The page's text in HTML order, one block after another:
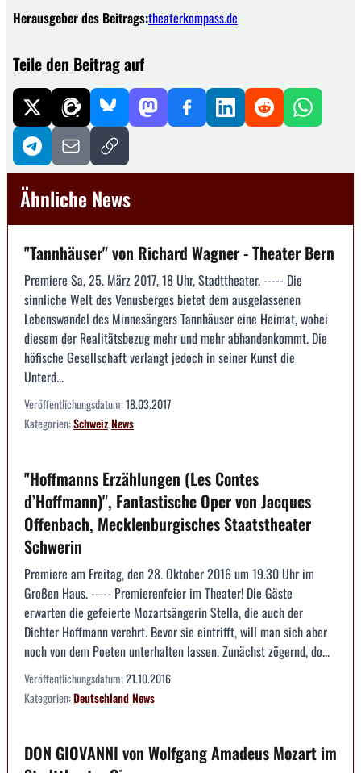
Herausgeber des Beitrags:theaterkompass.de
Teile den Beitrag auf
Ähnliche News
"Tannhäuser" von Richard Wagner - Theater Bern
Premiere Sa, 25. März 2017, 18 Uhr, Stadttheater. ----- Die
sinnliche Welt des Venusberges bietet dem ausgelassenen
Lebenswandel des Minnesängers Tannhäuser eine Heimat, wobei
diesem der Realitätsbezug mehr und mehr abhandenkommt. Die
höfische Gesellschaft verlangt jedoch in seiner Kunst die
Unterd...
Veröffentlichungsdatum:18.03.2017
Kategorien:SchweizNews
"Hoffmanns Erzählungen (Les Contes
d’Hoffmann)", Fantastische Oper von Jacques
Offenbach, Mecklenburgisches Staatstheater
Schwerin
Premiere am Freitag, den 28. Oktober 2016 um 19.30 Uhr im
Großen Haus. ----- Premierenfeier im Theater! Die Gäste
erwarten die gefeierte Mozartsängerin Stella, die auch der
Dichter Hoffmann verehrt. Bevor sie eintrifft, will man sich aber
noch von dem Poeten unterhalten lassen. Zunächst zögernd, do...
Veröffentlichungsdatum:21.10.2016
Kategorien:DeutschlandNews
DON GIOVANNI von Wolfgang Amadeus Mozart im